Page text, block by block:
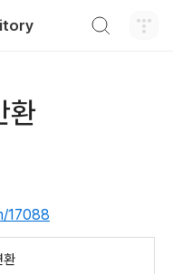
환
17088
환